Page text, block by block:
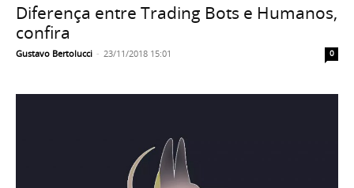
Diferença entre Trading Bots e Humanos,
confira
Gustavo Bertolucci - 23/11/2018 15:01 0